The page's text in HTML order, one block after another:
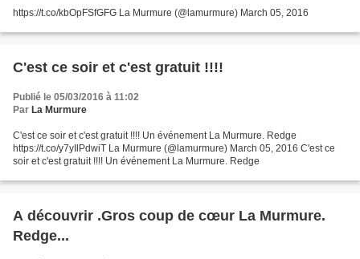
https://t.co/kbOpFSfGFG La Murmure (@lamurmure) March 05, 2016
C'est ce soir et c'est gratuit !!!!
Publié le 05/03/2016 à 11:02
Par La Murmure
C'est ce soir et c'est gratuit !!!! Un événement La Murmure. Redge
https://t.co/y7yIlPdwiT La Murmure (@lamurmure) March 05, 2016 C'est ce
soir et c'est gratuit !!!! Un événement La Murmure. Redge
A découvrir .Gros coup de cœur La Murmure.
Redge...